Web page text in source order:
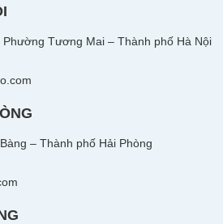
Tương Mai – Thành phố Hà Nội
– Thành phố Hải Phòng